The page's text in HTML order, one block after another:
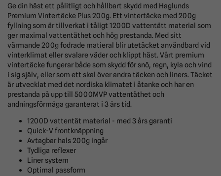
Ge din häst ett pålitligt och hållbart skydd med Haglunds
Premium Vintertäcke Plus 200g. Ett vintertäcke med 200g
fyllning som är tillverkat i tåligt 1200D vattentätt material som
ger maximal vattentäthet och hög prestanda. Med sitt
värmande 200g fodrade matieral blir utetäcket användbard vid
vinterklimat eller svalare väder och klippt häst. Vårt premium
vintertäcke fungerar både som skydd för snö, regn, kyla och vind
i sig själv, eller som ett skal över andra täcken och liners. Täcket
är utvecklat med det nordiska klimatet i åtanke och har en
prestanda på upp till 5000MVP vattentäthet och
andningsförmåga garanterat i 3 års tid.
1200D vattentät material - med 3 års garanti
Quick-V frontknäppning
Avtagbar hals 200g ingår
Tydliga reflexer
Liner system
Optimal passform